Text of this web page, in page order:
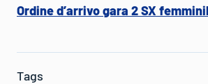
Ordine d’arrivo gara 2 SX
Tags